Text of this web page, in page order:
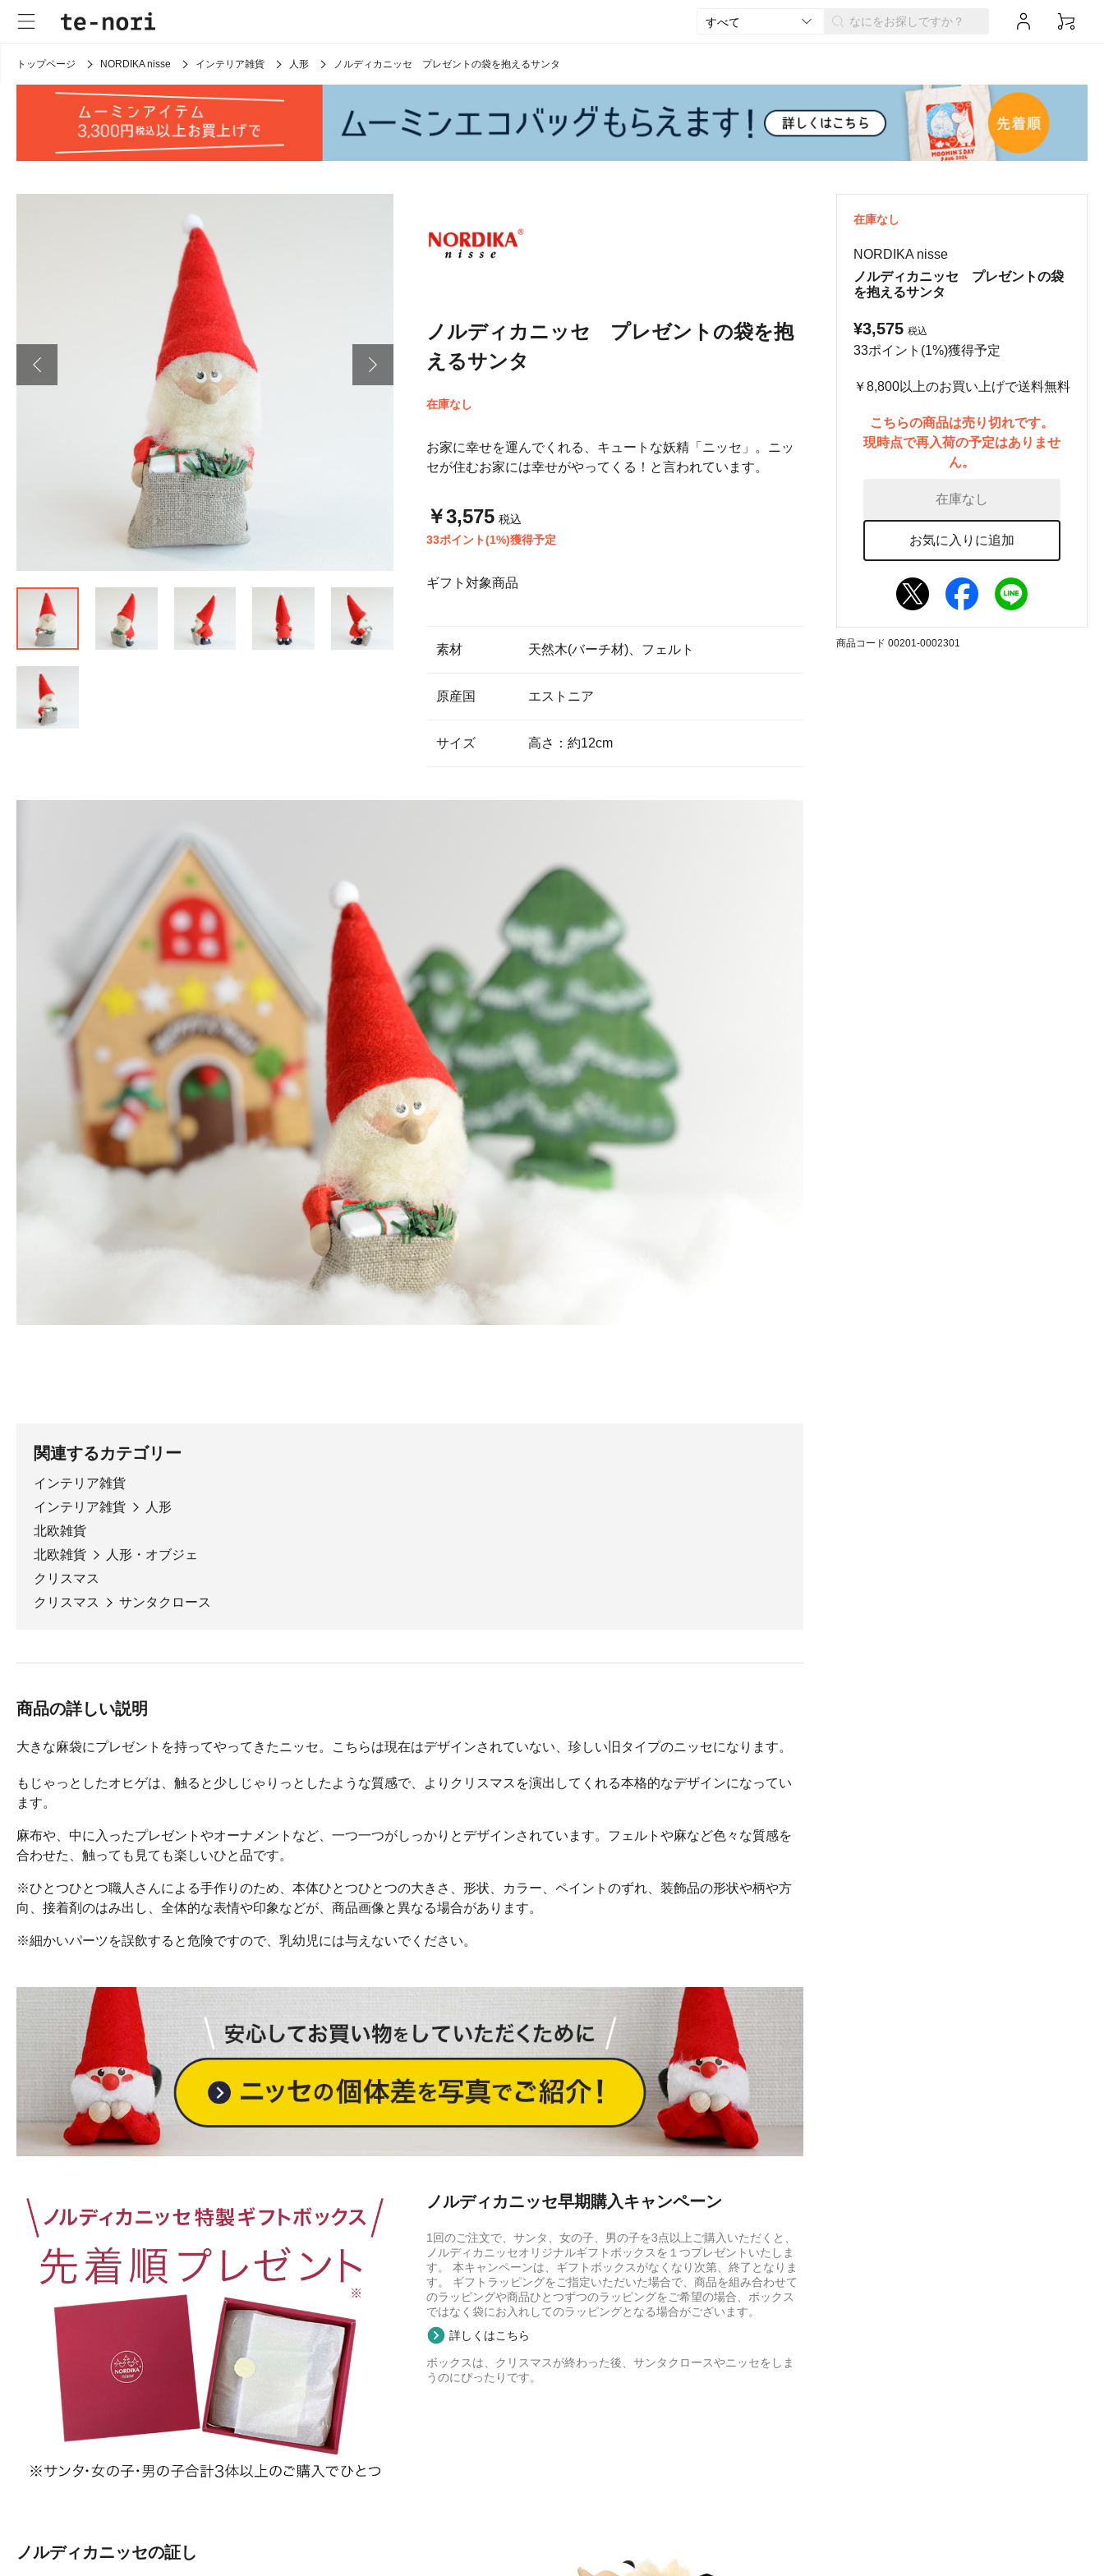
トップページ NORDIKA nisse インテリア雑貨 人形 ノルディカニッセ プレゼントの袋を抱えるサンタ
ノルディカニッセ プレゼントの袋を抱
えるサンタ
在庫なし
お家に幸せを運んでくれる、キュートな妖精「ニッセ」。ニッ
セが住むお家には幸せがやってくる！と言われています。
￥3,575 税込
33ポイント(1%)獲得予定
ギフト対象商品
在庫なし
NORDIKA nisse
ノルディカニッセ プレゼントの袋
を抱えるサンタ
¥3,575 税込
33ポイント(1%)獲得予定
￥8,800以上のお買い上げで送料無料
こちらの商品は売り切れです。
現時点で再入荷の予定はありませ
ん。
在庫なし
お気に入りに追加
商品コード 00201-0002301
素材 天然木(バーチ材)、フェルト
原産国 エストニア
サイズ 高さ：約12cm
関連するカテゴリー
インテリア雑貨
インテリア雑貨
人形
北欧雑貨
北欧雑貨
人形・オブジェ
クリスマス
クリスマス
サンタクロース
商品の詳しい説明
大きな麻袋にプレゼントを持ってやってきたニッセ。こちらは現在はデザインされていない、珍しい旧タイプのニッセになります。
もじゃっとしたオヒゲは、触ると少しじゃりっとしたような質感で、よりクリスマスを演出してくれる本格的なデザインになってい
ます。
麻布や、中に入ったプレゼントやオーナメントなど、一つ一つがしっかりとデザインされています。フェルトや麻など色々な質感を
合わせた、触っても見ても楽しいひと品です。
※ひとつひとつ職人さんによる手作りのため、本体ひとつひとつの大きさ、形状、カラー、ペイントのずれ、装飾品の形状や柄や方
向、接着剤のはみ出し、全体的な表情や印象などが、商品画像と異なる場合があります。
※細かいパーツを誤飲すると危険ですので、乳幼児には与えないでください。
ノルディカニッセ早期購入キャンペーン
1回のご注文で、サンタ、女の子、男の子を3点以上ご購入いただくと、
ノルディカニッセオリジナルギフトボックスを１つプレゼントいたしま
す。 本キャンペーンは、ギフトボックスがなくなり次第、終了となりま
す。 ギフトラッピングをご指定いただいた場合で、商品を組み合わせて
のラッピングや商品ひとつずつのラッピングをご希望の場合、ボックス
ではなく袋にお入れしてのラッピングとなる場合がございます。
詳しくはこちら
ボックスは、クリスマスが終わった後、サンタクロースやニッセをしま
うのにぴったりです。
ノルディカニッセの証し